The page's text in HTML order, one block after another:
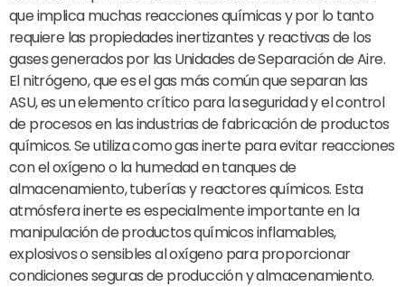
que implica muchas reacciones químicas y por lo tanto
requiere las propiedades inertizantes y reactivas de los
gases generados por las Unidades de Separación de Aire.
El nitrógeno, que es el gas más común que separan las
ASU, es un elemento crítico para la seguridad y el control
de procesos en las industrias de fabricación de productos
químicos. Se utiliza como gas inerte para evitar reacciones
con el oxígeno o la humedad en tanques de
almacenamiento, tuberías y reactores químicos. Esta
atmósfera inerte es especialmente importante en la
manipulación de productos químicos inflamables,
explosivos o sensibles al oxígeno para proporcionar
condiciones seguras de producción y almacenamiento.